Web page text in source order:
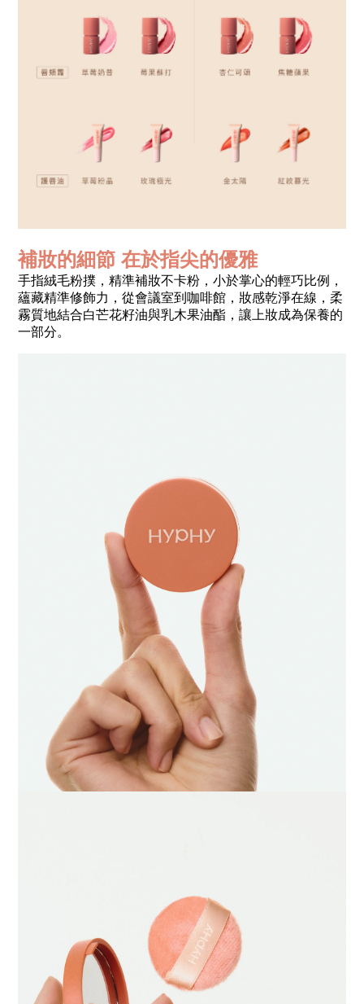
補妝的細節 在於指尖的優雅
手指絨毛粉撲，精準補妝不卡粉，小於掌心的輕巧比例，
蘊藏精準修飾力，從會議室到咖啡館，妝感乾淨在線，柔
霧質地結合白芒花籽油與乳木果油酯，讓上妝成為保養的
一部分。